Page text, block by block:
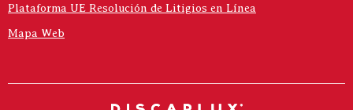
Plataforma UE Resolución de Litigios en Línea
Mapa Web